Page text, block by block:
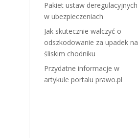
Pakiet ustaw deregulacyjnych
w ubezpieczeniach
Jak skutecznie walczyć o
odszkodowanie za upadek na
śliskim chodniku
Przydatne informacje w
artykule portalu prawo.pl